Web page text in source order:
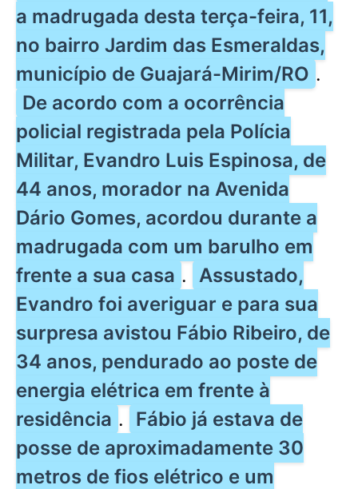
a madrugada desta terça-feira, 11,
no bairro Jardim das Esmeraldas,
município de Guajará-Mirim/RO .
De acordo com a ocorrência
policial registrada pela Polícia
Militar, Evandro Luis Espinosa, de
44 anos, morador na Avenida
Dário Gomes, acordou durante a
madrugada com um barulho em
frente a sua casa . Assustado,
Evandro foi averiguar e para sua
surpresa avistou Fábio Ribeiro, de
34 anos, pendurado ao poste de
energia elétrica em frente à
residência .
Fábio já estava de
posse de aproximadamente 30
metros de fios elétrico e um